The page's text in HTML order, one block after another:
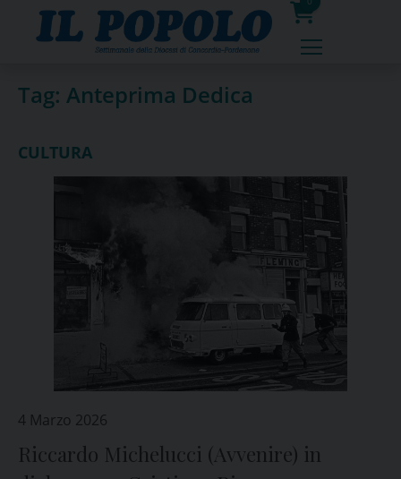
0
prodotti
Tag: Anteprima Dedica
CULTURA
4 Marzo 2026
Riccardo Michelucci (Avvenire) in